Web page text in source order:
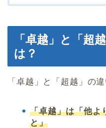
「卓越」と「超
は？
「卓越」と「超越」の
「卓越」は「他よ
と」